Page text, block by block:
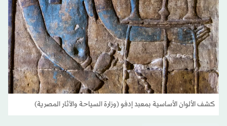
كشف الألوان الأساسية بمعبد إدفو (وزارة السياحة والآثار المصرية)